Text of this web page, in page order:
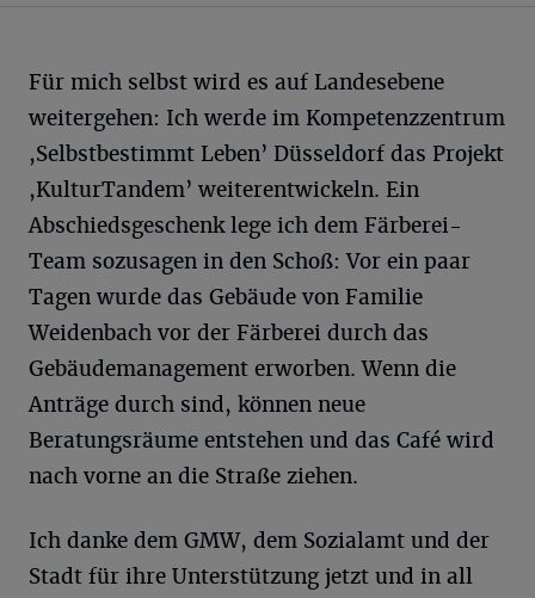
Für mich selbst wird es auf Landesebene
weitergehen: Ich werde im Kompetenzzentrum
,Selbstbestimmt Leben’ Düsseldorf das Projekt
,KulturTandem’ weiterentwickeln. Ein
Abschiedsgeschenk lege ich dem Färberei-
Team sozusagen in den Schoß: Vor ein paar
Tagen wurde das Gebäude von Familie
Weidenbach vor der Färberei durch das
Gebäudemanagement erworben. Wenn die
Anträge durch sind, können neue
Beratungsräume entstehen und das Café wird
nach vorne an die Straße ziehen.
Ich danke dem GMW, dem Sozialamt und der
Stadt für ihre Unterstützung jetzt und in all